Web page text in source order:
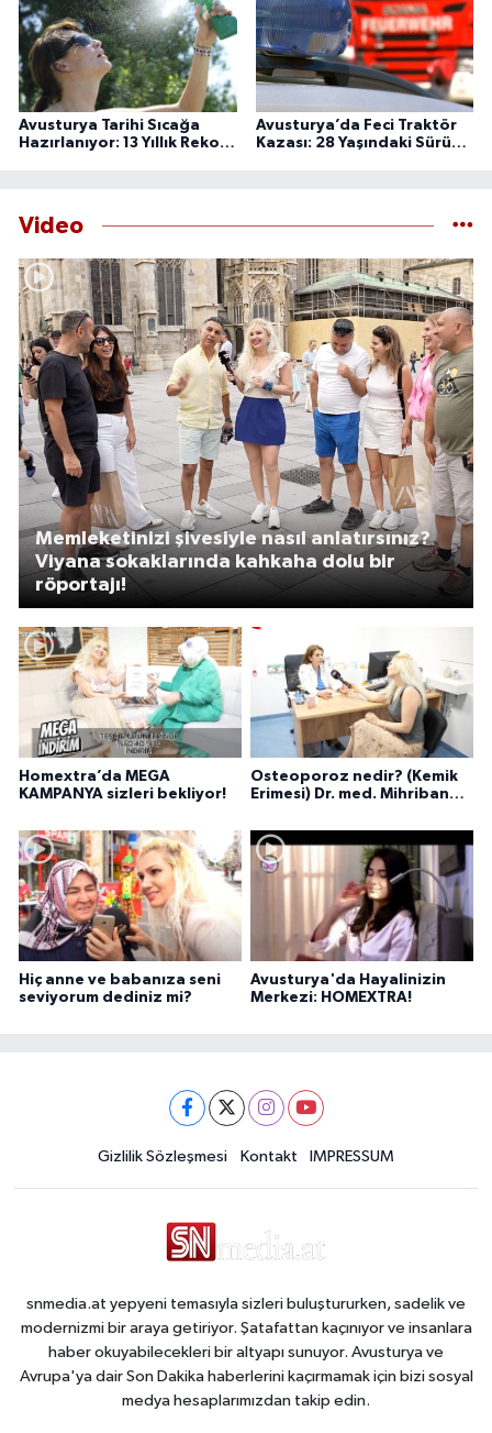
Avusturya Tarihi Sıcağa
Hazırlanıyor: 13 Yıllık Rekor
Avusturya’da Feci Traktör
Kazası: 28 Yaşındaki Sürücü
Video
Homextra’da MEGA
KAMPANYA sizleri bekliyor!
Osteoporoz nedir? (Kemik
Erimesi) Dr. med. Mihriban
Memleketinizi şivesiyle nasıl anlatırsınız?
Viyana sokaklarında kahkaha dolu bir
röportajı!
Hiç anne ve babanıza seni
seviyorum dediniz mi?
Avusturya'da Hayalinizin
Merkezi: HOMEXTRA!
Gizlilik Sözleşmesi Kontakt IMPRESSUM
snmedia.at yepyeni temasıyla sizleri buluştururken, sadelik ve
modernizmi bir araya getiriyor. Şatafattan kaçınıyor ve insanlara
haber okuyabilecekleri bir altyapı sunuyor. Avusturya ve
Avrupa'ya dair Son Dakika haberlerini kaçırmamak için bizi sosyal
medya hesaplarımızdan takip edin.